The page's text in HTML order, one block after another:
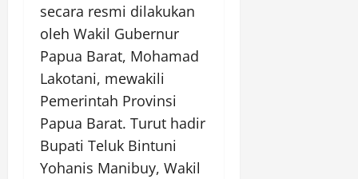
secara resmi dilakukan
oleh Wakil Gubernur
Papua Barat, Mohamad
Lakotani, mewakili
Pemerintah Provinsi
Papua Barat. Turut hadir
Bupati Teluk Bintuni
Yohanis Manibuy, Wakil